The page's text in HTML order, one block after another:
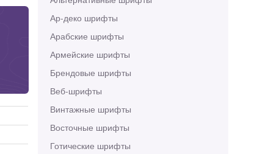
Ар-деко шрифты
Арабские шрифты
Армейские шрифты
Брендовые шрифты
Веб-шрифты
Винтажные шрифты
Восточные шрифты
Готические шрифты